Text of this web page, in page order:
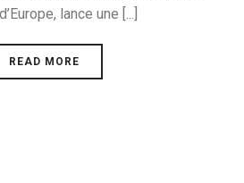
lance une [...]
READ MORE